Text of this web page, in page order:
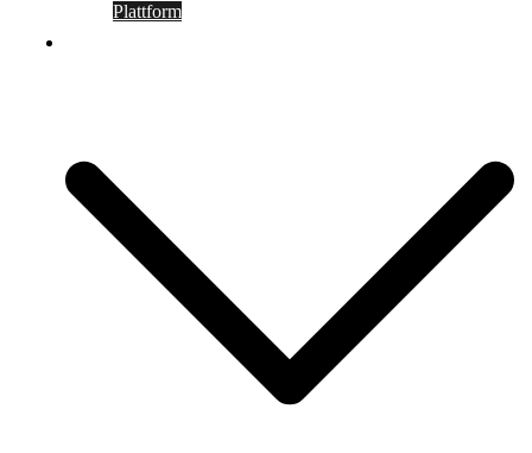
Plattform